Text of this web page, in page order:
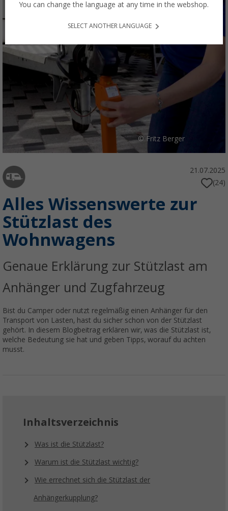
© Fritz Berger
21.07.2025
(24)
Alles Wissenswerte zur
Stützlast des
Wohnwagens
Genaue Erklärung zur Stützlast am
Anhänger und Zugfahrzeug
Bist du Camper oder nutzt regelmäßig einen Anhänger für den
Transport von Lasten, hast du sicher schon von der Stützlast
gehört. In diesem Blogbeitrag erklären wir, was die Stützlast ist,
welche Bedeutung sie hat und geben Tipps, worauf du achten
musst.
Inhaltsverzeichnis
Was ist die Stützlast?
Warum ist die Stützlast wichtig?
Wie errechnet sich die Stützlast der
Anhängerkupplung?
You can change the language at any time in the webshop.
SELECT ANOTHER LANGUAGE